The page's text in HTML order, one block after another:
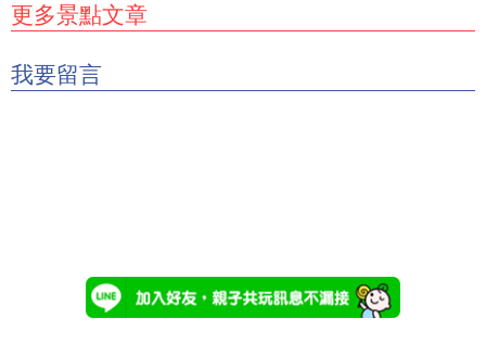
更多景點文章
我要留言